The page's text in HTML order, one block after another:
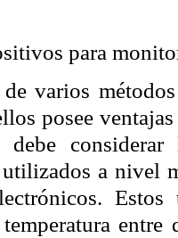
para
varios
posee
debe
utilizados a
entre